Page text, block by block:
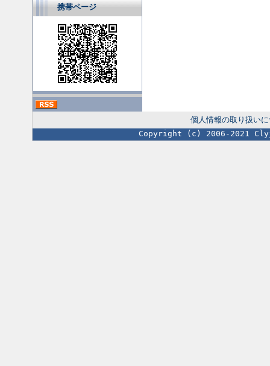
携帯ページ
個人情報の取り扱い
Copyright (c) 2006-2021